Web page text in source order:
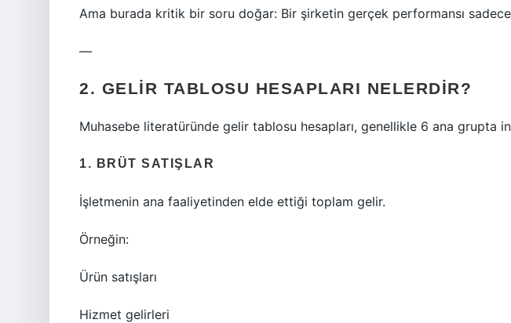
Ama burada kritik bir soru doğar: Bir şirketin gerçek performansı
—
2. GELIR TABLOSU HESAPLARI NELERDIR?
Muhasebe literatüründe gelir tablosu hesapları, genellikle 6 ana grupta
1. BRÜT SATIŞLAR
İşletmenin ana faaliyetinden elde ettiği toplam gelir.
Örneğin:
Ürün satışları
Hizmet gelirleri